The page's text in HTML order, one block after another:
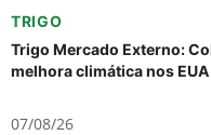
TRIGO
Trigo Mercado Externo:
melhora climática nos
07/08/26